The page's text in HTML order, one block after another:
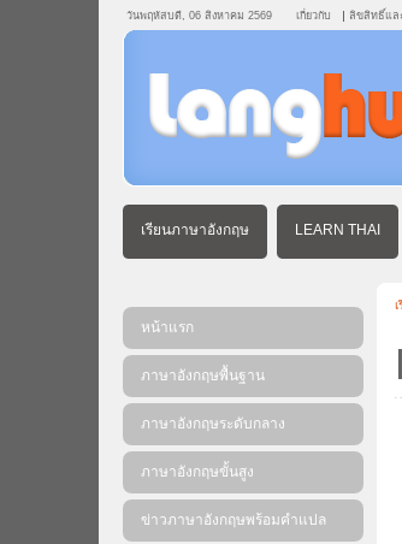
วันพฤหัสบดี, 06 สิงหาคม 2569 เกี่ยวกับ ลิขสิทธิ์แล
เรียนภาษาอังกฤษ LEARN THAI
หน้าแรก
ภาษาอังกฤษพื้นฐาน
ภาษาอังกฤษระดับกลาง
ภาษาอังกฤษขั้นสูง
ข่าวภาษาอังกฤษพร้อมคําแปล